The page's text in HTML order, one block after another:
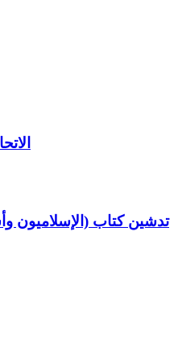
تدشين كتاب (الإسلاميون